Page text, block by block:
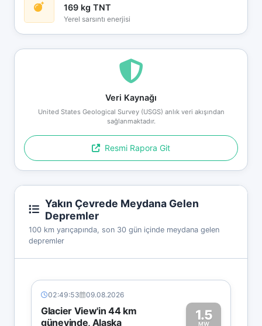
169 kg TNT
Yerel sarsıntı enerjisi
Veri Kaynağı
United States Geological Survey (USGS) anlık veri akışından
sağlanmaktadır.
Resmi Rapora Git
Yakın Çevrede Meydana Gelen
Depremler
100 km yarıçapında, son 30 gün içinde meydana gelen
depremler
02:49:53 09.08.2026
Glacier View'in 44 km
güneyinde, Alaska
1.5
MW